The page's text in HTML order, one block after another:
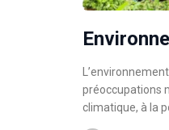
préoccupations
climatique, à la